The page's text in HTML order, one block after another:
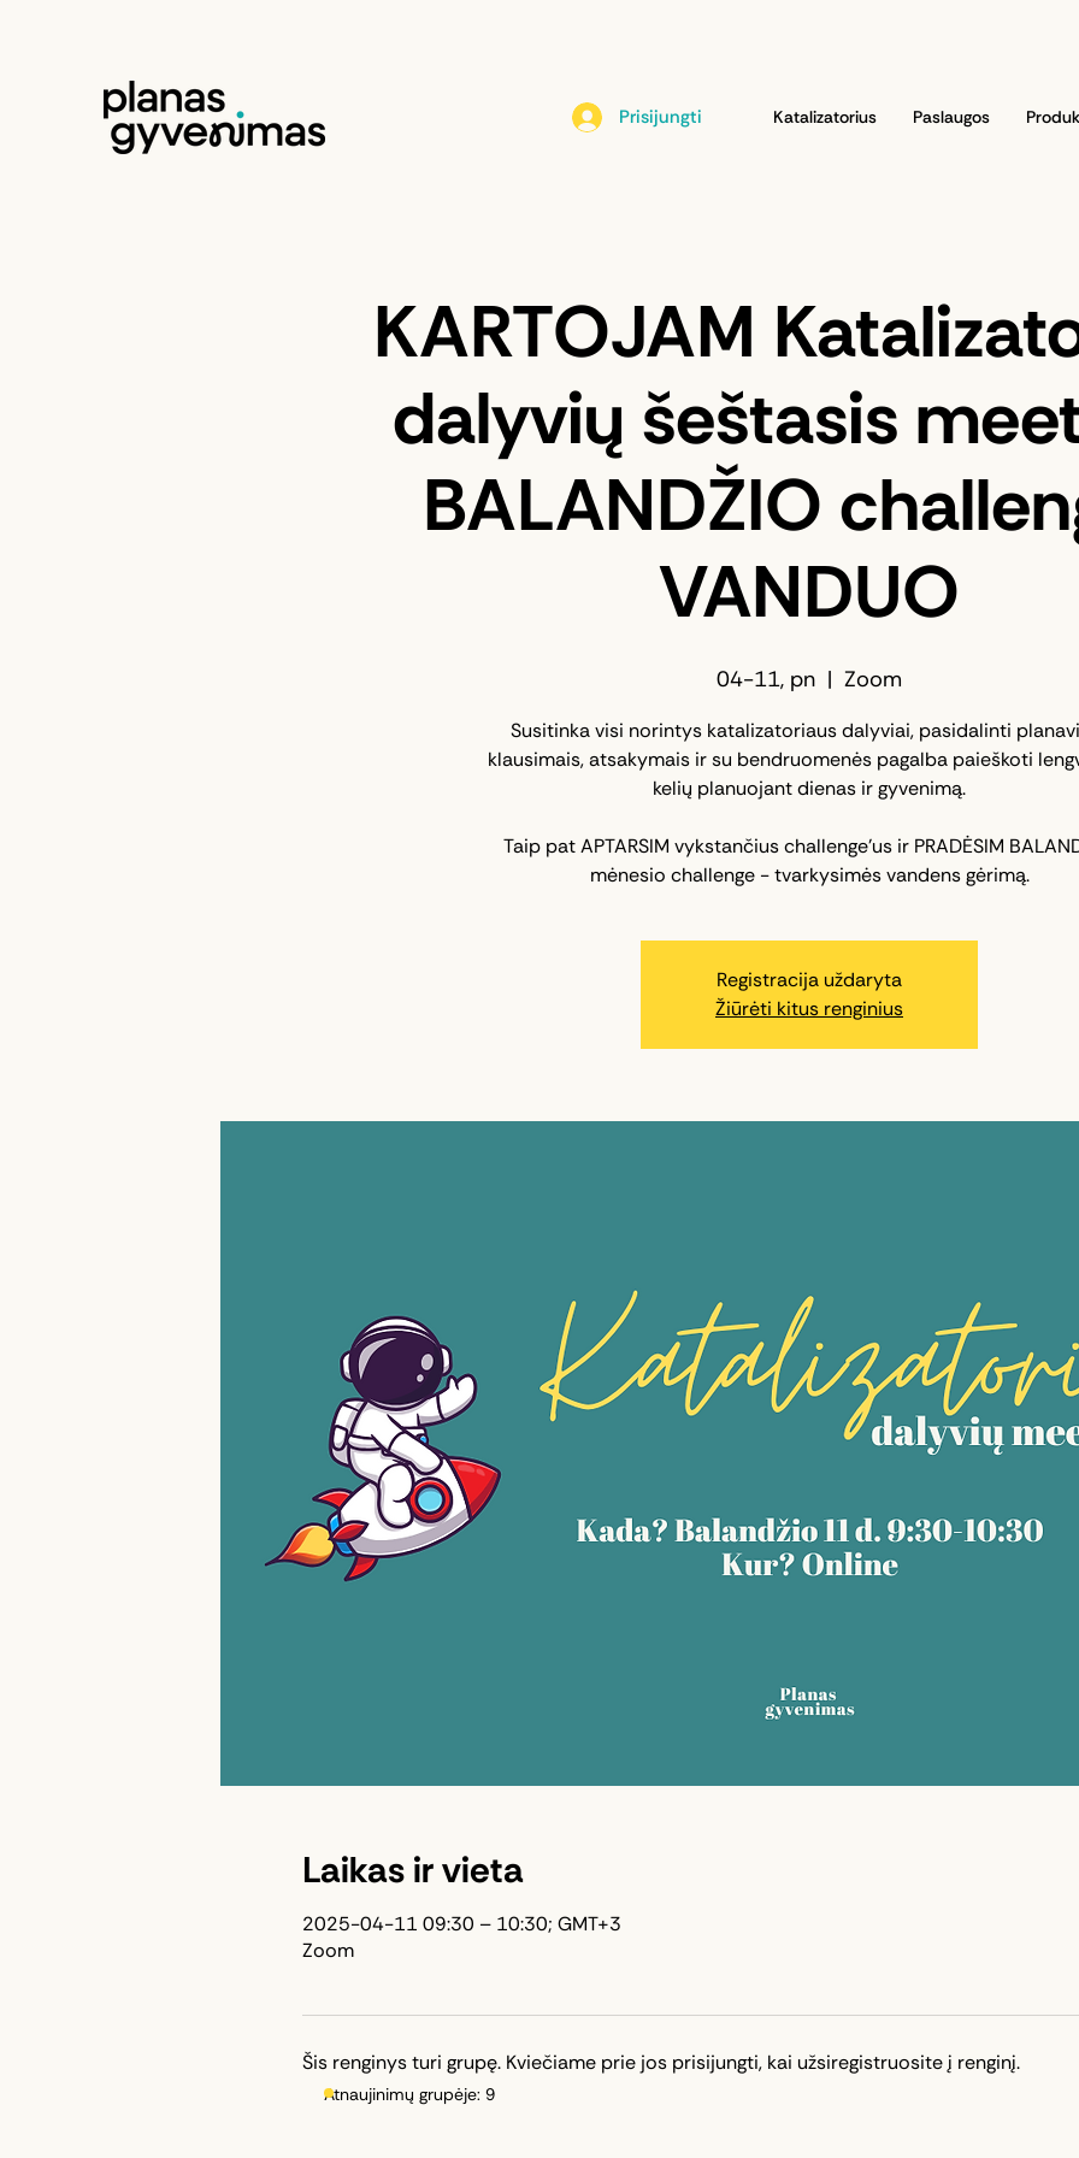
Prisijungti Katalizatorius Paslaugos
KARTOJAM
dalyvių šeštasis
BALANDŽIO
VANDUO
04-11, pn
  |
Zoom
Susitinka visi norintys katalizatoriaus dalyviai, pasidalinti
klausimais, atsakymais ir su bendruomenės pagalba paieškoti
kelių planuojant dienas ir gyvenimą.
Taip pat APTARSIM vykstančius challenge'us ir PRADĖSIM
mėnesio challenge - tvarkysimės vandens gėrimą.
Registracija uždaryta
Žiūrėti kitus renginius
Laikas ir vieta
2025-04-11 09:30 – 10:30; GMT+3
Zoom
Šis renginys turi grupę. Kviečiame prie jos prisijungti, kai užsiregistruosite į renginį.
Atnaujinimų grupėje: 9